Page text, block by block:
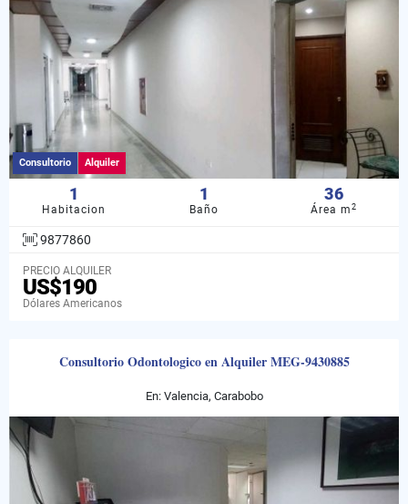
Consultorio Alquiler
1
Habitacion
1
Baño
36
Área m2
9877860
PRECIO ALQUILER
US$190
Dólares Americanos
Consultorio Odontologico en Alquiler MEG-9430885
En: Valencia, Carabobo